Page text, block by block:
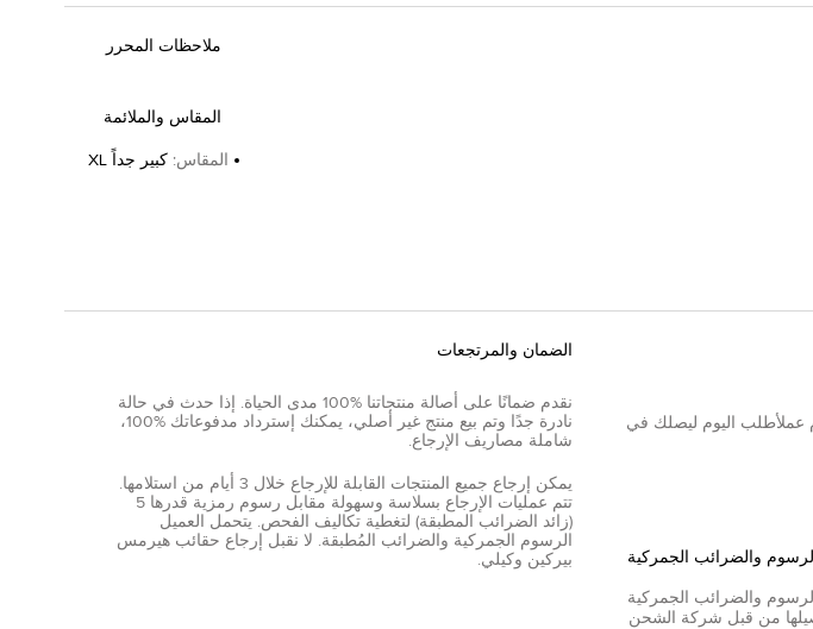
ملاحظات المحرر
المقاس والملائمة
المقاس: كبير جداً XL
عملأطلب اليوم ليصلك في
والضرائب الجمركية
والضرائب الجمركية
من قبل شركة الشحن
الضمان والمرتجعات
نقدم ضمانًا على أصالة منتجاتنا %100 مدى الحياة. إذا حدث في حالة
نادرة جدًا وتم بيع منتج غير أصلي، يمكنك إسترداد مدفوعاتك %100،
شاملة مصاريف الإرجاع.
يمكن إرجاع جميع المنتجات القابلة للإرجاع خلال 3 أيام من استلامها.
تتم عمليات الإرجاع بسلاسة وسهولة مقابل رسوم رمزية قدرها 5
(زائد الضرائب المطبقة) لتغطية تكاليف الفحص. يتحمل العميل
الرسوم الجمركية والضرائب المُطبقة. لا نقبل إرجاع حقائب هيرمس
بيركين وكيلي.